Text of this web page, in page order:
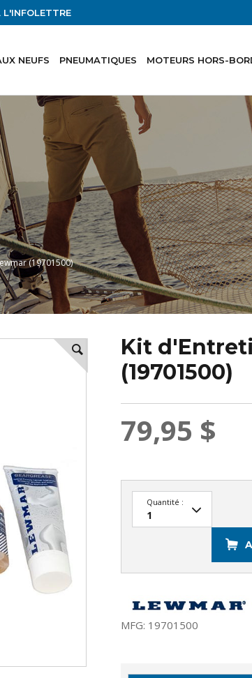
L'INFOLETTRE
NEUFS PNEUMATIQUES MOTEURS HORS-
(19701500)
Kit
(19701500)
79,95 $
Quantité :
MFG: 19701500